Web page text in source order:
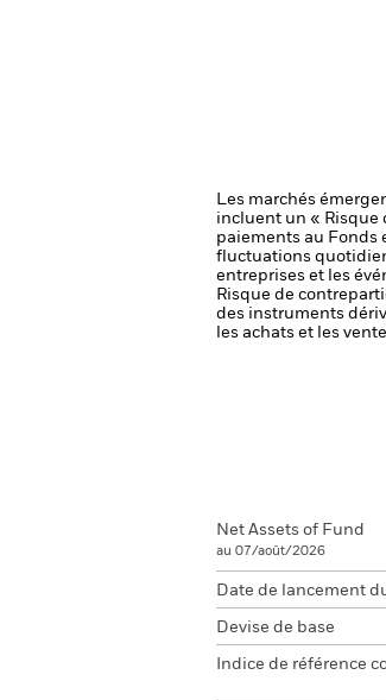
Les marchés
incluent un « Risque
paiements au Fonds
fluctuations
entreprises et les
Risque de
des instruments
les achats et les
Net Assets of Fund
au 07/août/2026
Date de lancement
Devise de base
Indice de référence